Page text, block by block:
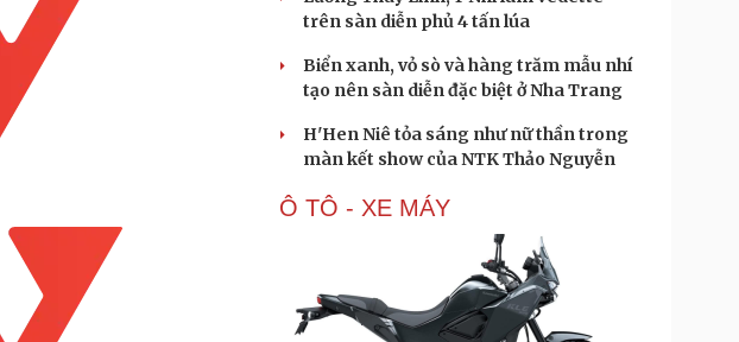
trên sàn diễn phủ 4 tấn lúa
Biển xanh, vỏ sò và hàng trăm mẫu nhí
tạo nên sàn diễn đặc biệt ở Nha Trang
H'Hen Niê tỏa sáng như nữ thần trong
màn kết show của NTK Thảo Nguyễn
Ô TÔ - XE MÁY